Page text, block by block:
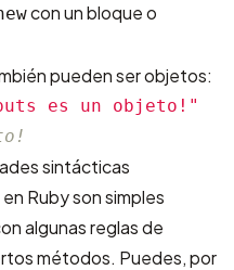
con un bloque o
pueden ser objetos:
es un objeto!"
sintácticas
Ruby son simples
algunas reglas de
métodos. Puedes, por